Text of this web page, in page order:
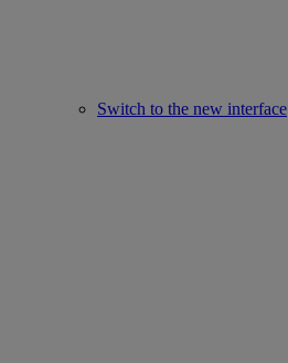
Switch to the new interface